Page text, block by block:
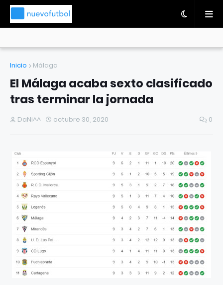
Inicio Málaga
El Málaga acaba sexto clasificado
tras terminar la jornada
DaNi^^ octubre 30, 2020 0